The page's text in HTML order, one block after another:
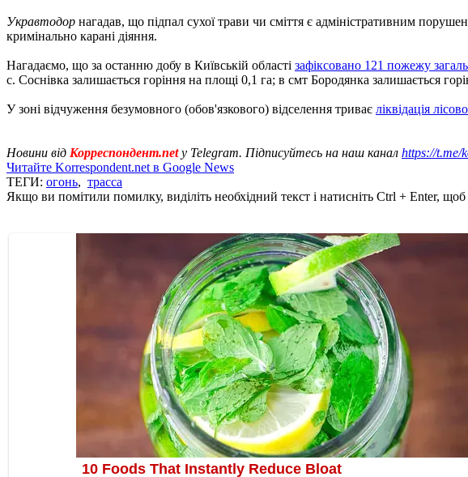
Укравтодор нагадав, що підпал сухої трави чи сміття є адміністративним
кримінально карані діяння.
Нагадаємо, що за останню добу в Київській області зафіксовано 121 пожежу
с. Соснівка залишається горіння на площі 0,1 га; в смт Бородянка залишається
У зоні відчуження безумовного (обов'язкового) відселення триває ліквідація
Новини від Корреспондент.netу Telegram. Підписуйтесь на наш канал https://t.me/
Читайте Korrespondent.net в Google News
ТЕГИ: огонь, трасса
Якщо ви помітили помилку, виділіть необхідний текст і натисніть Ctrl + Enter,